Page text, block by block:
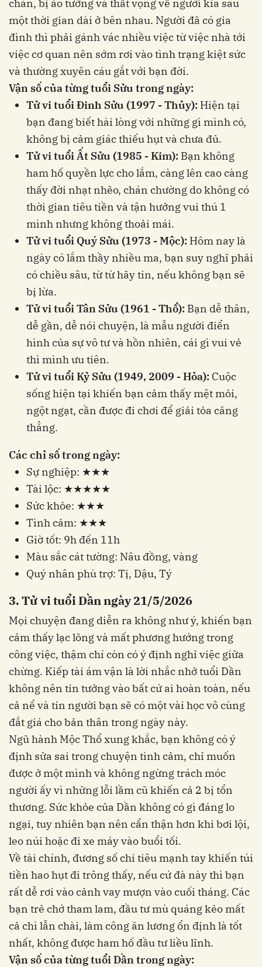
chán, bị ảo tưởng và thất vọng về người kia sau
một thời gian dài ở bên nhau. Người đã có gia
đình thì phải gánh vác nhiều việc từ việc nhà tới
việc cơ quan nên sớm rơi vào tình trạng kiệt sức
và thường xuyên cáu gắt với bạn đời.
Vận số của từng tuổi Sửu trong ngày:
Tử vi tuổi Đinh Sửu (1997 - Thủy): Hiện tại
bạn đang biết hài lòng với những gì mình có,
không bị cảm giác thiếu hụt và chưa đủ.
Tử vi tuổi Ất Sửu (1985 - Kim): Bạn không
ham hố quyền lực cho lắm, càng lên cao càng
thấy đời nhạt nhẽo, chán chường do không có
thời gian tiêu tiền và tận hưởng vui thú 1
mình nhưng không thoải mái.
Tử vi tuổi Quý Sửu (1973 - Mộc): Hôm nay là
ngày có lắm thầy nhiều ma, bạn suy nghĩ phải
có chiều sâu, từ từ hãy tin, nếu không bạn sẽ
bị lừa.
Tử vi tuổi Tân Sửu (1961 - Thổ): Bạn dễ thân,
dễ gần, dễ nói chuyện, là mẫu người điển
hình của sự vô tư và hồn nhiên, cái gì vui vẻ
thì mình ưu tiên.
Tử vi tuổi Kỷ Sửu (1949, 2009 - Hỏa): Cuộc
sống hiện tại khiến bạn cảm thấy mệt mỏi,
ngột ngạt, cần được đi chơi để giải tỏa căng
thẳng.
Các chỉ số trong ngày:
Sự nghiệp: ★★★
Tài lộc: ★★★★★
Sức khỏe: ★★★
Tình cảm: ★★★
Giờ tốt: 9h đến 11h
Màu sắc cát tường: Nâu đồng, vàng
Quý nhân phù trợ: Tị, Dậu, Tý
3. Tử vi tuổi Dần ngày 21/5/2026
Mọi chuyện đang diễn ra không như ý, khiến bạn
cảm thấy lạc lõng và mất phương hướng trong
công việc, thậm chí còn có ý định nghỉ việc giữa
chừng. Kiếp tài ám vận là lời nhắc nhở tuổi Dần
không nên tin tưởng vào bất cứ ai hoàn toàn, nếu
cả nể và tin người bạn sẽ có một vài học vô cùng
đắt giá cho bản thân trong ngày này.
Ngũ hành Mộc Thổ xung khắc, bạn không có ý
định sửa sai trong chuyện tình cảm, chỉ muốn
được ở một mình và không ngừng trách móc
người ấy vì những lỗi lầm cũ khiến cả 2 bị tổn
thương. Sức khỏe của Dần không có gì đáng lo
ngại, tuy nhiên bạn nên cẩn thận hơn khi bơi lội,
leo núi hoặc đi xe máy vào buổi tối.
Về tài chính, đương số chi tiêu mạnh tay khiến túi
tiền hao hụt đi trông thấy, nếu cứ đà này thì bạn
rất dễ rơi vào cảnh vay mượn vào cuối tháng. Các
bạn trẻ chớ tham lam, đầu tư mù quáng kẻo mất
cả chì lẫn chài, làm công ăn lương ổn định là tốt
nhất, không được ham hố đầu tư liều lĩnh.
Vận số của từng tuổi Dần trong ngày: